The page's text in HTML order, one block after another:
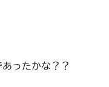
ったかな？？